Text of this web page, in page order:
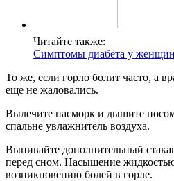
Читайте также:
Симптомы диабета у женщин
То же, если горло болит часто, а
еще не жаловались.
Вылечите насморк и дышите
спальне увлажнитель воздуха.
Выпивайте дополнительный
перед сном. Насыщение жидкостью
возникновению болей в горле.